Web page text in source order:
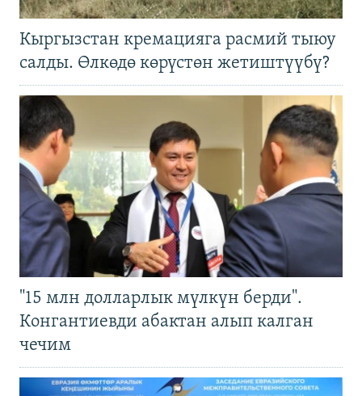
Кыргызстан кремацияга расмий тыюу
салды. Өлкөдө көрүстөн жетиштүүбү?
"15 млн долларлык мүлкүн берди".
Конгантиевди абактан алып калган
чечим